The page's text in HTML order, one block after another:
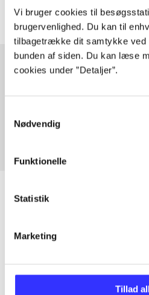
Vi bruger cookies til
brugervenlighed. Du kan til
tilbagetrække dit samtykke ved
bunden af siden. Du kan læse
cookies under ”Detaljer”.
Nødvendig
Funktionelle
Statistik
Marketing
Tillad
Artikler